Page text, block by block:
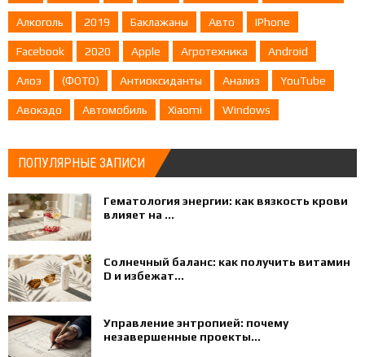
Алкоголь 2019 Баклажаны Авто IPhone
Facebook 2020 Apple Агротехника Android
Алоэ (ФОТО) Антиоксиданты Анализ YouTube
Авокадо Автомобиль Xiaomi Windows
ПОПУЛЯРНЫЕ ЗАПИСИ
Гематология энергии: как вязкость крови
влияет на ...
Солнечный баланс: как получить витамин
D и избежат...
Управление энтропией: почему
незавершенные проекты...